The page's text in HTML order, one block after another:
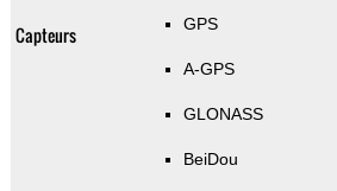
Capteurs GPS
A-GPS
GLONASS
BeiDou